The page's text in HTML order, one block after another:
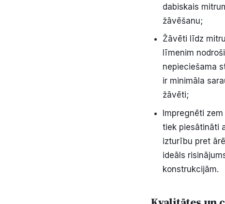
dabiskais
žāvēšanu;
Žāvēti līdz
līmenim
nepieciešama
ir minimāla
žāvēti;
Impregnēti
tiek piesātināti
izturību pret
ideāls
konstrukcijām.